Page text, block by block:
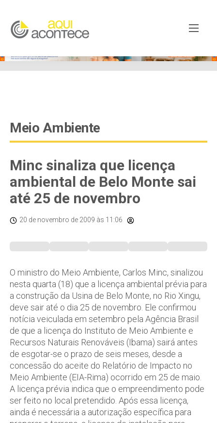
googleb82de9a22cec23e8.html
Meio Ambiente
Minc sinaliza que licença
ambiental de Belo Monte sai
até 25 de novembro
20 de novembro de 2009 às 11:06
O ministro do Meio Ambiente, Carlos Minc, sinalizou
nesta quarta (18) que a licença ambiental prévia para
a construção da Usina de Belo Monte, no Rio Xingu,
deve sair até o dia 25 de novembro. Ele confirmou
notícia veiculada em setembro pela Agência Brasil
de que a licença do Instituto de Meio Ambiente e
Recursos Naturais Renováveis (Ibama) sairá antes
de esgotar-se o prazo de seis meses, desde a
concessão do aceite do Relatório de Impacto no
Meio Ambiente (EIA-Rima) ocorrido em 25 de maio.
A licença prévia indica que o empreendimento pode
ser feito no local pretendido. Após essa licença,
ainda é necessária a autorização específica para